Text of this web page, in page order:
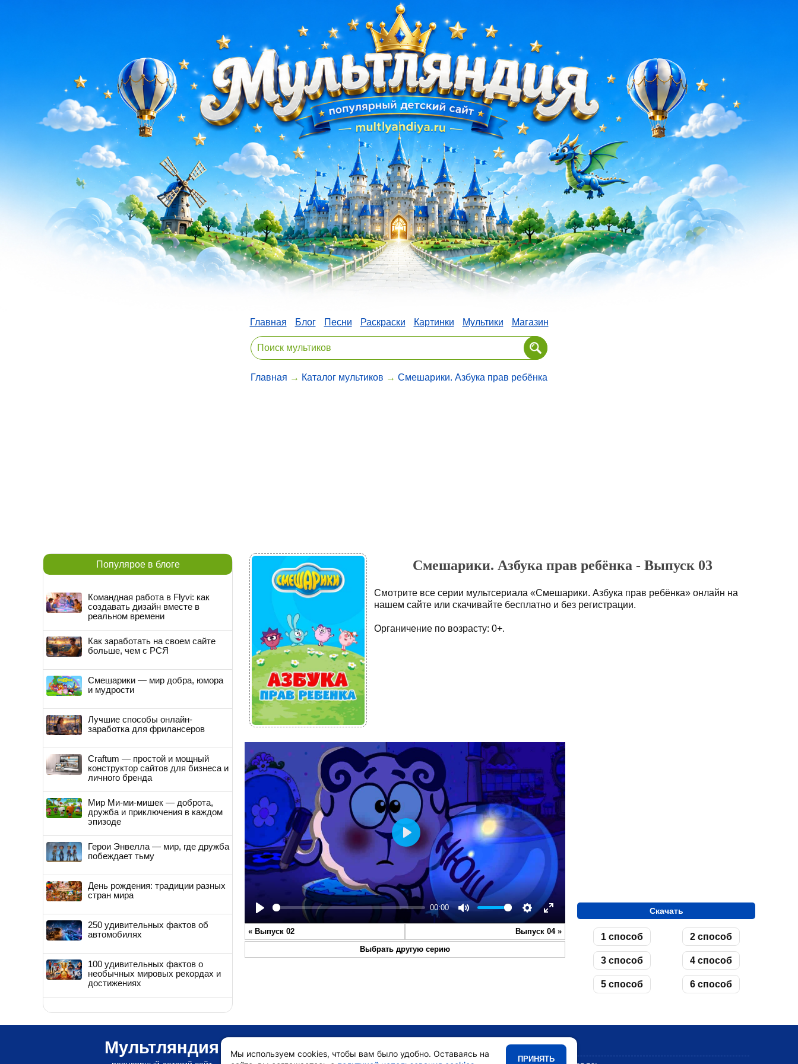
Главная Блог Песни Раскраски Картинки Мультики Магазин
Главная → Каталог мультиков → Смешарики. Азбука прав ребёнка
Смешарики. Азбука прав ребёнка - Выпуск 03
Смотрите все серии мультсериала «Смешарики. Азбука прав ребёнка» онлайн на
нашем сайте или скачивайте бесплатно и без регистрации.
Органичение по возрасту: 0+.
Play
00:00
Mute Settings
Enter
fullscreen
Play
« Выпуск 02 Выпуск 04»
Выбрать другую серию
Скачать
1 способ 2 способ
3 способ 4 способ
5 способ 6 способ
Популярое в блоге
Командная работа в Flyvi: как
создавать дизайн вместе в
реальном времени
Как заработать на своем сайте
больше, чем с РСЯ
Смешарики — мир добра, юмора
и мудрости
Лучшие способы онлайн-
заработка для фрилансеров
Craftum — простой и мощный
конструктор сайтов для бизнеса и
личного бренда
Мир Ми-ми-мишек — доброта,
дружба и приключения в каждом
эпизоде
Герои Энвелла — мир, где дружба
побеждает тьму
День рождения: традиции разных
стран мира
250 удивительных фактов об
автомобилях
100 удивительных фактов о
необычных мировых рекордах и
достижениях
Мультляндия •Мультики
Мы используем cookies, чтобы вам было удобно. Оставаясь на
ПРИНЯТЬ